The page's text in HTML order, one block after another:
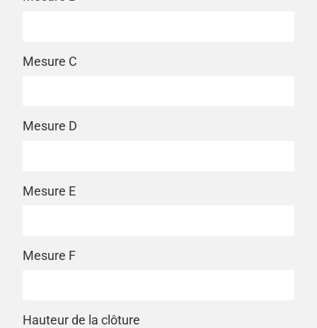
Mesure C
Mesure D
Mesure E
Mesure F
Hauteur de la clôture